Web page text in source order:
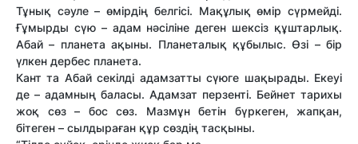
Тұнық сәуле – өмірдің белгісі. Мақұлық өмір сүрмейді.
Ғұмырды сүю – адам нәсіліне деген шексіз құштарлық.
Абай – планета ақыны. Планеталық құбылыс. Өзі – бір
үлкен дербес планета.
Кант та Абай секілді адамзатты сүюге шақырады. Екеуі
де – адамның баласы. Адамзат перзенті. Бейнет тарихы
жоқ сөз – бос сөз. Мазмұн бетін бүркеген, жапқан,
бітеген – сылдыраған құр сөздің тасқыны.